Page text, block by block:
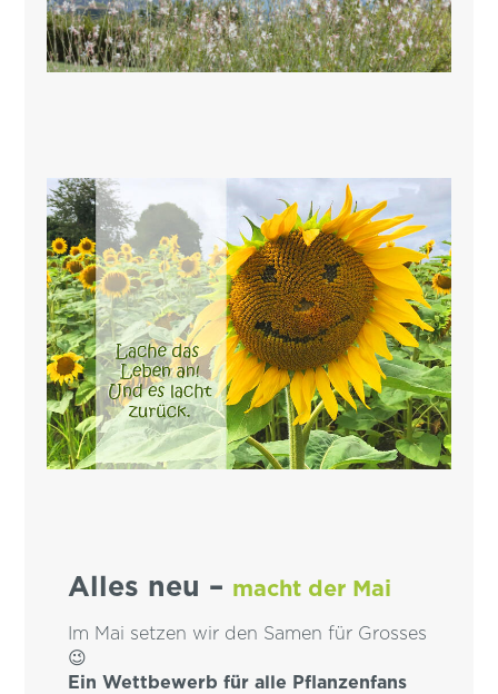
Alles neu – macht der Mai
Im Mai setzen wir den Samen für Grosses
😉
Ein Wettbewerb für alle Pflanzenfans